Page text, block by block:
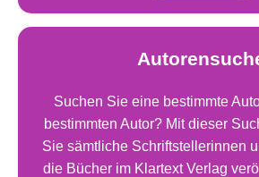
Suchen Sie eine bestimmte
bestimmten Autor? Mit dieser
Sie sämtliche Schriftstellerinnen
die Bücher im Klartext Verlag